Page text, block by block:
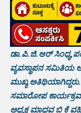
ಡಾ.ಪಿ.ಜಿ.ಆರ್
ವ್ಯವಸ್ಥಾಪನ ಸಮಿತಿಯ
ಮುಖ್ಯ ಅತಿಥಿಯಾಗಿದ್ದರು.
ಸಮಾರೋಪ
ಅಧ್ಯಕ್ಷ ಮಾಧವ ಬಿ ಕೆ